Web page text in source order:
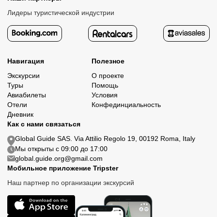
Лидеры туристической индустрии
Навигация
Экскурсии
Туры
Авиабилеты
Отели
Дневник
Полезное
О проекте
Помощь
Условия
Конфединциальность
Как с нами связаться
Global Guide SAS. Via Attilio Regolo 19, 00192 Roma, Italy
Мы открыты с 09:00 до 17:00
global.guide.org@gmail.com
Мобильное приложение Tripster
Наш партнер по организации экскурсий